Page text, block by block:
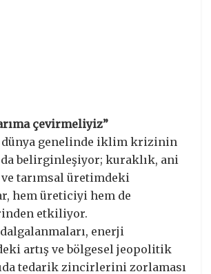
çevirmeliyiz”
dünya genelinde iklim krizinin
belirginleşiyor; kuraklık, ani
tarımsal üretimdeki
hem üreticiyi hem de
etkiliyor.
enerji
artış ve bölgesel jeopolitik
tedarik zincirlerini zorlaması